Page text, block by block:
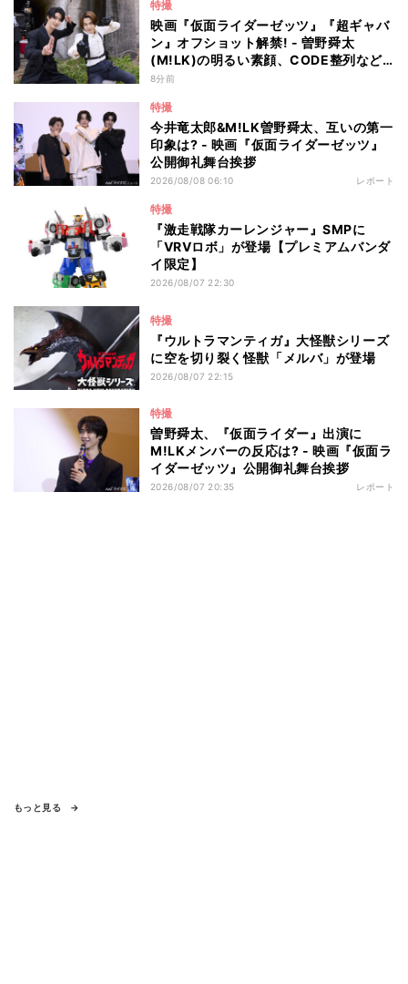
特撮
映画『仮面ライダーゼッツ』『超ギャバ
ン』オフショット解禁! - 曽野舜太
(M!LK)の明るい素顔、CODE整列など
ギャップ満載!
8分前
特撮
今井竜太郎&M!LK曽野舜太、互いの第一
印象は? - 映画『仮面ライダーゼッツ』
公開御礼舞台挨拶
2026/08/08 06:10 レポート
特撮
『激走戦隊カーレンジャー』SMPに
「VRVロボ」が登場【プレミアムバンダ
イ限定】
2026/08/07 22:30
特撮
『ウルトラマンティガ』大怪獣シリーズ
に空を切り裂く怪獣「メルバ」が登場
2026/08/07 22:15
特撮
曽野舜太、『仮面ライダー』出演に
M!LKメンバーの反応は? - 映画『仮面ラ
イダーゼッツ』公開御礼舞台挨拶
2026/08/07 20:35 レポート
もっと見る